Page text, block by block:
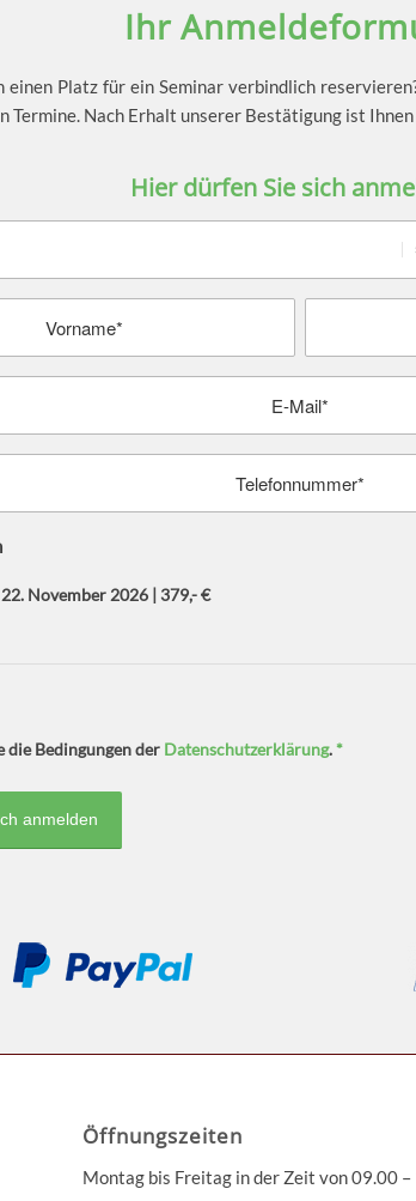
Ihr
einen Platz für ein Seminar verbindlich
Termine. Nach Erhalt unserer Bestätigung ist
Hier dürfen Sie sich
22. November 2026 | 379,- €
die Bedingungen der Datenschutzerklärung.*
Öffnungszeiten
Montag bis Freitag in der Zeit von 09.00 –